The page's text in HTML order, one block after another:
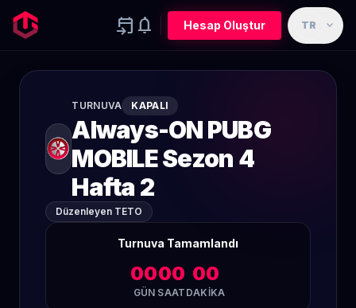
event_upcoming notifications Hesap Oluştur TR expand_more
TURNUVA KAPALI
Always-ON PUBG
MOBILE Sezon 4
Hafta 2
Düzenleyen TETO
Turnuva Tamamlandı
00
GÜN
00
SAAT
00
DAKIKA